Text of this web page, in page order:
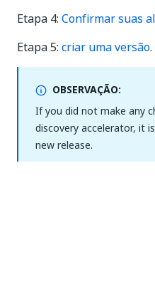
Etapa 4: Confirmar suas
Etapa 5: criar uma versão.
OBSERVAÇÃO:
If you did not make any
discovery accelerator, it
new release.